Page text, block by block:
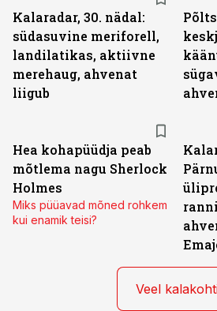
Kalaradar, 30. nädal:
südasuvine meriforell,
landilatikas, aktiivne
merehaug, ahvenat
liigub
Hea kohapüüdja peab
mõtlema nagu Sherlock
Holmes
Miks püüavad mõned rohkem
kui enamik teisi?
Veel